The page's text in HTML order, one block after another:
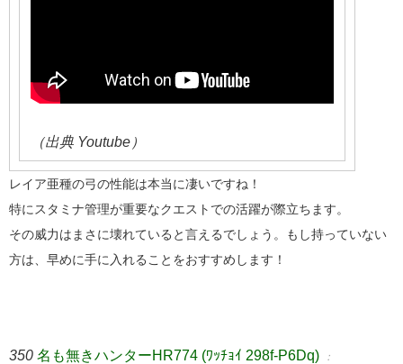
（出典 Youtube）
レイア亜種の弓の性能は本当に凄いですね！
特にスタミナ管理が重要なクエストでの活躍が際立ちます。
その威力はまさに壊れていると言えるでしょう。もし持っていない
方は、早めに手に入れることをおすすめします！
350 名も無きハンターHR774 (ﾜｯﾁｮｲ 298f-P6Dq) ：